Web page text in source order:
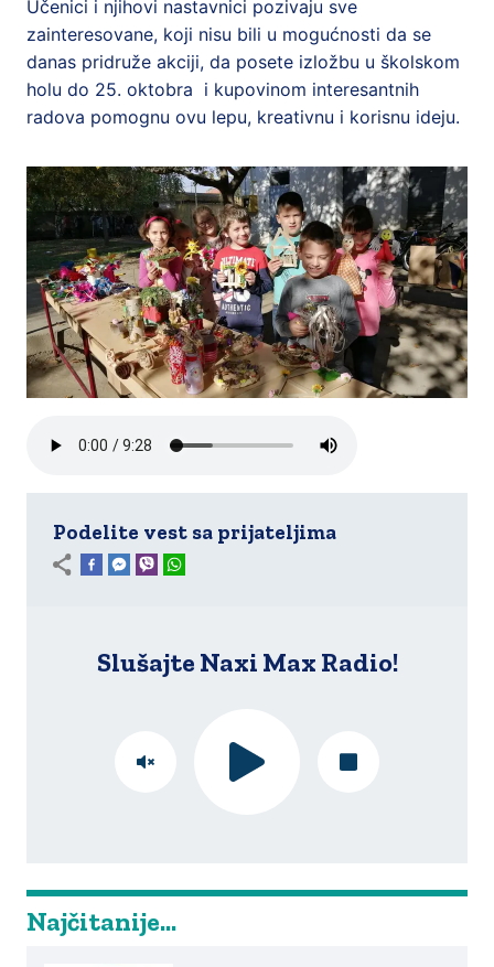
Učenici i njihovi nastavnici pozivaju sve
zainteresovane, koji nisu bili u mogućnosti da se
danas pridruže akciji, da posete izložbu u školskom
holu do 25. oktobra i kupovinom interesantnih
radova pomognu ovu lepu, kreativnu i korisnu ideju.
Podelite vest sa prijateljima
Slušajte Naxi Max Radio!
Najčitanije...